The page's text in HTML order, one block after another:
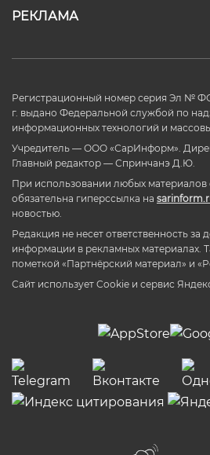
РЕКЛАМА
Регистрационный номер серия Эл №
г. выдано Федеральной службой по
информационных технологий и
Учредитель — ООО «СарИнформ».
Главный редактор — Спринчанэ Д.Ю.
При использовании любых
обязательна гиперссылка на
новостью.
Редакция не несет ответственность за
информации в рекламных материалах.
пометкой «Партнёрский материал» и
Сайт использует Cookie и сервиc